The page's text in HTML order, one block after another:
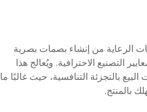
الرعاية من إنشاء بصمات بصرية
الاحترافية. ويُعالج هذا
بالتجزئة التنافسية، حيث غالبًا ما
بالمنتج.